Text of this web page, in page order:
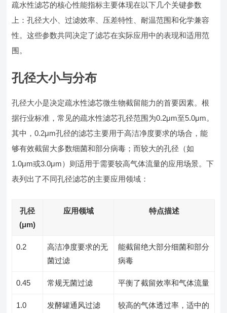
疏水性滤芯的核心性能指标主要体现在以下几个关键参数
上：孔径大小、过滤效率、压差特性、耐温范围和化学兼容
性。这些参数共同决定了滤芯在实际应用中的表现和适用范
围。
孔径大小与分布
孔径大小是决定疏水性滤芯微生物截留能力的首要因素。根
据行业标准，常见的疏水性滤芯孔径范围为0.2μm至5.0μm。
其中，0.2μm孔径的滤芯主要用于高洁净度要求的场合，能
够有效截留大多数细菌和部分病毒；而较大的孔径（如
1.0μm或3.0μm）则适用于需要较高气体流量的应用场景。下
表列出了不同孔径滤芯的主要应用领域：
孔径
(μm)
应用领域 特点描述
0.2
高洁净度要求的无
菌过滤
能截留绝大部分细菌和部分
病毒
0.45 常规无菌过滤 平衡了截留效率和气体流量
1.0 发酵罐通风过滤
较高的气体透过率，适中的